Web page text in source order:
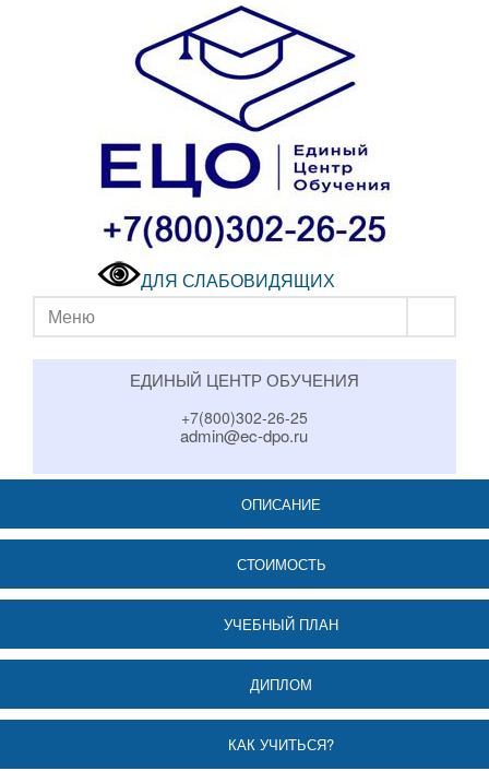
ДЛЯ СЛАБОВИДЯЩИХ
Меню
ЕДИНЫЙ ЦЕНТР ОБУЧЕНИЯ
+7(800)302-26-25
admin@ec-dpo.ru
ОПИСАНИЕ
СТОИМОСТЬ
УЧЕБНЫЙ ПЛАН
ДИПЛОМ
КАК УЧИТЬСЯ?